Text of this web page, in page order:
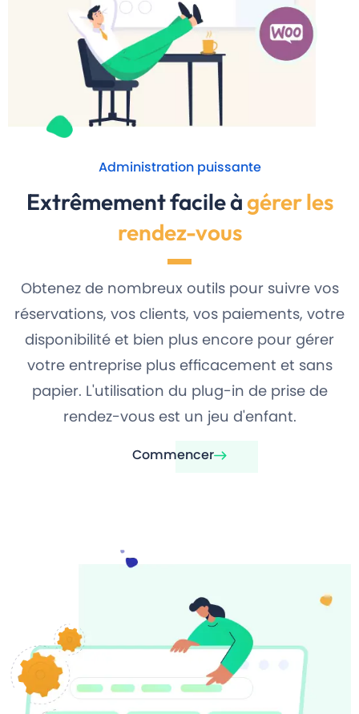
Administration puissante
Extrêmement facile àgérer les
rendez-vous
Obtenez de nombreux outils pour suivre vos
réservations, vos clients, vos paiements, votre
disponibilité et bien plus encore pour gérer
votre entreprise plus efficacement et sans
papier. L'utilisation du plug-in de prise de
rendez-vous est un jeu d'enfant.
Commencer